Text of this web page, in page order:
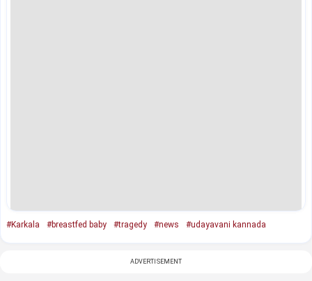
#Karkala #breastfed baby #tragedy #news #udayavani kannada
ADVERTISEMENT